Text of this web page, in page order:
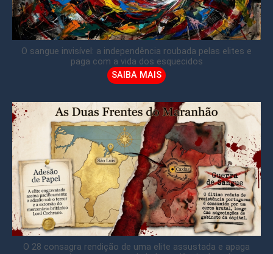
O sangue invisível: a independência roubada pelas elites e
paga com a vida dos esquecidos
SAIBA MAIS
O 28 consagra rendição de uma elite assustada e apaga